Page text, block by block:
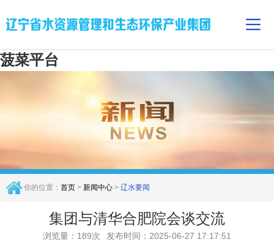
菠菜平台
你的位置： 首页> 新闻中心> 辽水要闻
集团与清华合肥院会谈交流
浏览量：189次
发布时间：2025-06-27 17:17:51